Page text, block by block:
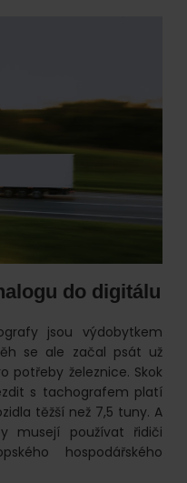
do digitálu
jsou výdobytkem
se ale začal psát už
potřeby železnice. Skok
s tachografem platí
těžší než 7,5 tuny. A
musejí používat řidiči
hospodářského